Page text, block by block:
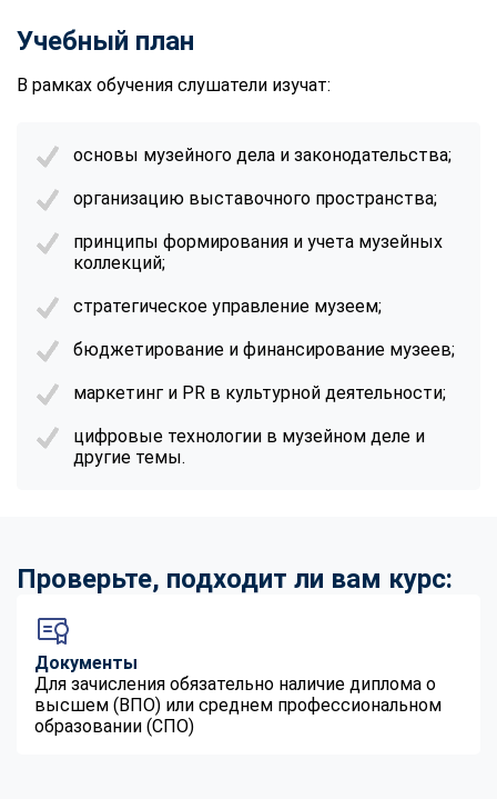
Учебный план
В рамках обучения слушатели изучат:
основы музейного дела и законодательства;
организацию выставочного пространства;
принципы формирования и учета музейных
коллекций;
стратегическое управление музеем;
бюджетирование и финансирование музеев;
маркетинг и PR в культурной деятельности;
цифровые технологии в музейном деле и
другие темы.
Проверьте, подходит ли вам курс:
Документы
Для зачисления обязательно наличие диплома о
высшем (ВПО) или среднем профессиональном
образовании (СПО)